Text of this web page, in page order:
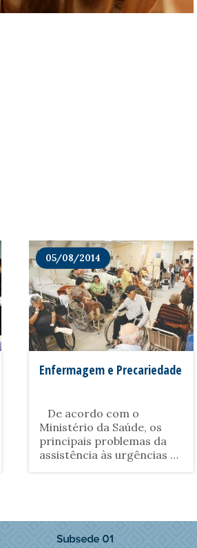
05/08/2014
Enfermagem e Precariedade
De acordo com o
Ministério da Saúde, os
principais problemas da
assistência às urgências e